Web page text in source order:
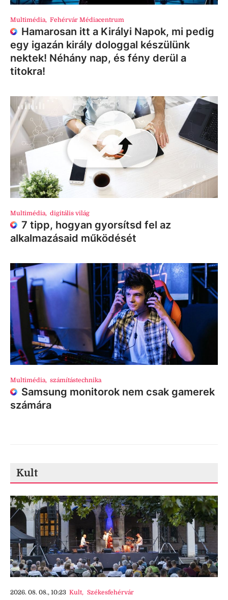
Multimédia, Fehérvár Médiacentrum
Hamarosan itt a Királyi Napok, mi pedig
egy igazán király dologgal készülünk
nektek! Néhány nap, és fény derül a
titokra!
Multimédia, digitális világ
7 tipp, hogyan gyorsítsd fel az
alkalmazásaid működését
Multimédia, számítástechnika
Samsung monitorok nem csak gamerek
számára
Kult
2026. 08. 08., 10:23 Kult, Székesfehérvár